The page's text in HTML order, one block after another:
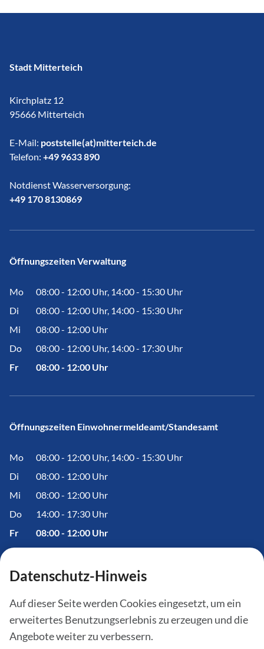
Datenschutz-Hinweis
Auf dieser Seite werden Cookies eingesetzt, um ein
erweitertes Benutzungserlebnis zu erzeugen und die
Angebote weiter zu verbessern.
Stadt Mitterteich
Kirchplatz 12
95666 Mitterteich
E-Mail: poststelle(at)mitterteich.de
Telefon: +49 9633 890
Notdienst Wasserversorgung:
​​​​​​​+49 170 8130869
Öffnungszeiten Verwaltung
Mo
08:00 - 12:00 Uhr, 14:00 - 15:30 Uhr
Di
08:00 - 12:00 Uhr, 14:00 - 15:30 Uhr
Mi
08:00 - 12:00 Uhr
Do
08:00 - 12:00 Uhr, 14:00 - 17:30 Uhr
Fr
08:00 - 12:00 Uhr
Öffnungszeiten Einwohnermeldeamt/Standesamt
Mo
08:00 - 12:00 Uhr, 14:00 - 15:30 Uhr
Di
08:00 - 12:00 Uhr
Mi
08:00 - 12:00 Uhr
Do
14:00 - 17:30 Uhr
Fr
08:00 - 12:00 Uhr
Amtstafel